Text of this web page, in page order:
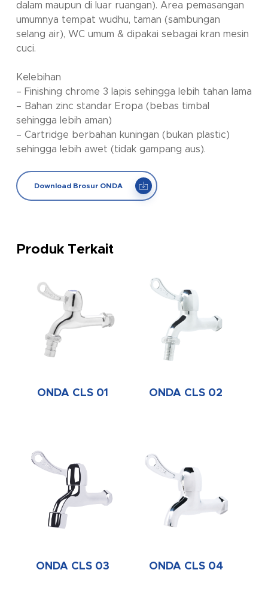
dalam maupun di luar ruangan). Area pemasangan
umumnya tempat wudhu, taman (sambungan
selang air), WC umum & dipakai sebagai kran mesin
cuci.
Kelebihan
– Finishing chrome 3 lapis sehingga lebih tahan lama
– Bahan zinc standar Eropa (bebas timbal
sehingga lebih aman)
– Cartridge berbahan kuningan (bukan plastic)
sehingga lebih awet (tidak gampang aus).
Download Brosur ONDA
Produk Terkait
ONDA CLS 01 ONDA CLS 02
ONDA CLS 03 ONDA CLS 04